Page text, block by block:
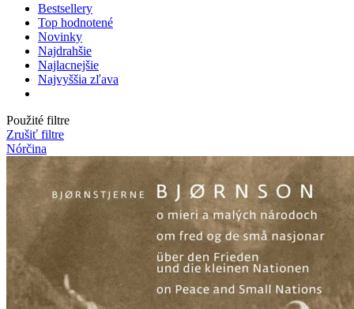
Bestsellery
Top hodnotené
Novinky
Najdrahšie
Najlacnejšie
Najvyššia zľava
Použité filtre
Zrušiť filtre
Nórčina